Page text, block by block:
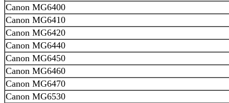
Canon MG6400
Canon MG6410
Canon MG6420
Canon MG6440
Canon MG6450
Canon MG6460
Canon MG6470
Canon MG6530